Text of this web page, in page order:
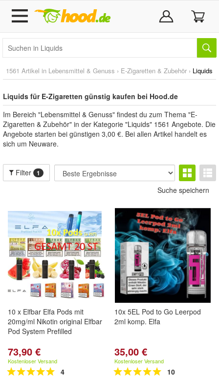
1561 Artikel in Lebensmittel & Genuss › E-Zigaretten & Zubehör › Liquids
Liquids für E-Zigaretten günstig kaufen bei Hood.de
Im Bereich "Lebensmittel & Genuss" findest du zum Thema "E-
Zigaretten & Zubehör" in der Kategorie "Liquids" 1561 Angebote. Die
Angebote starten bei günstigen 3,00 €. Bei allen Artikel handelt es
sich um Neuware.
Filter 1
Suche speichern
10 x Elfbar Elfa Pods mit
20mg/ml Nikotin original Elfbar
Pod System Prefilled
73,90 €
Kostenloser Versand
4
10x 5EL Pod to Go Leerpod
2ml komp. Elfa
35,00 €
Kostenloser Versand
10